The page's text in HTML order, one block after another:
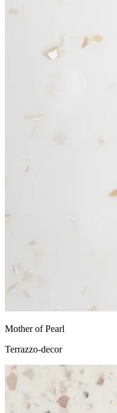
Mother of Pearl
Terrazzo-decor